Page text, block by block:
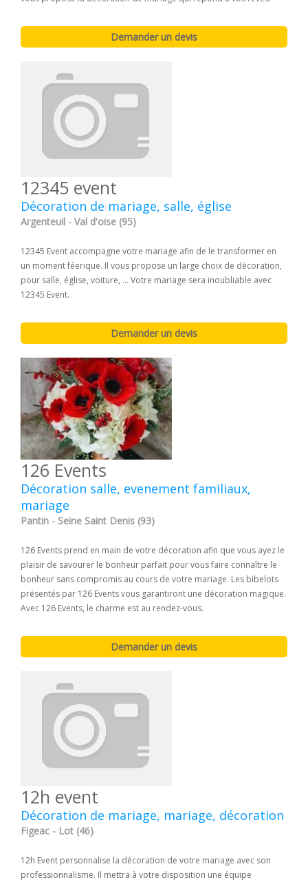
12345 event
Décoration de mariage, salle, église
Argenteuil - Val d'oise (95)
12345 Event accompagne votre mariage afin de le transformer en
un moment féerique. Il vous propose un large choix de décoration,
pour salle, église, voiture, ... Votre mariage sera inoubliable avec
12345 Event.
126 Events
Décoration salle, evenement familiaux,
mariage
Pantin - Seine Saint Denis (93)
126 Events prend en main de votre décoration afin que vous ayez le
plaisir de savourer le bonheur parfait pour vous faire connaître le
bonheur sans compromis au cours de votre mariage. Les bibelots
présentés par 126 Events vous garantiront une décoration magique.
Avec 126 Events, le charme est au rendez-vous.
12h event
Décoration de mariage, mariage, décoration
Figeac - Lot (46)
12h Event personnalise la décoration de votre mariage avec son
professionnalisme. Il mettra à votre disposition une équipe